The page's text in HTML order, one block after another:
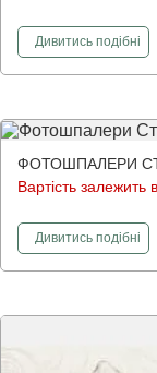
Дивитись подібні
ФОТОШПАЛЕРИ
Вартість залежить
Дивитись подібні